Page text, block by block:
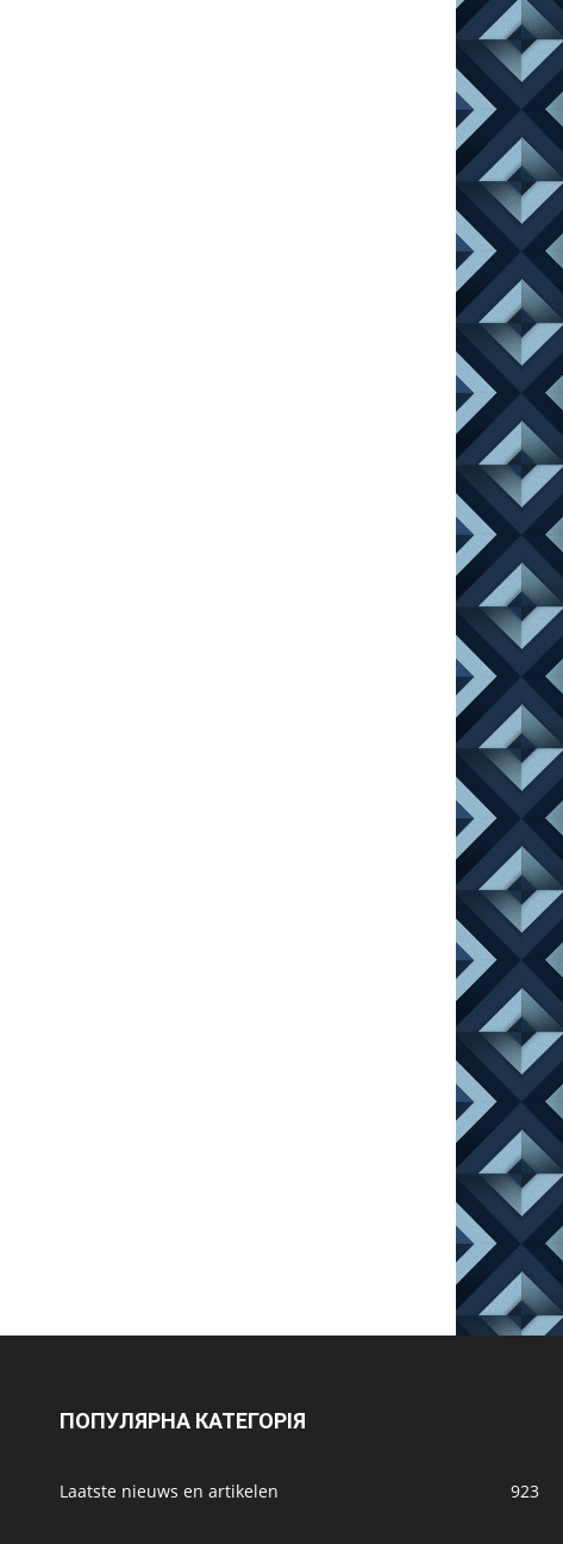
ПОПУЛЯРНА КАТЕГОРІЯ
Laatste nieuws en artikelen 923